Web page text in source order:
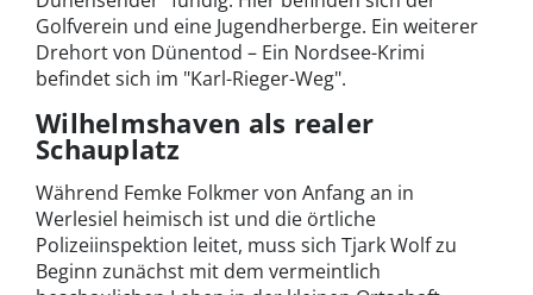
Golfverein und eine Jugendherberge. Ein weiterer
Drehort von Dünentod – Ein Nordsee-Krimi
befindet sich im "Karl-Rieger-Weg".
Wilhelmshaven als realer
Schauplatz
Während Femke Folkmer von Anfang an in
Werlesiel heimisch ist und die örtliche
Polizeiinspektion leitet, muss sich Tjark Wolf zu
Beginn zunächst mit dem vermeintlich